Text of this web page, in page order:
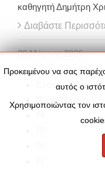
καθηγητή Δημήτρη
Διαβάστε
30 Μάρτιος 2026
Έναρξη
Προηγούμενο
Προκειμένου να σας
αυτός ο
Χρησιμοποιώντας τον